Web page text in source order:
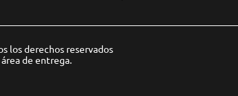
los derechos reservados
de entrega.